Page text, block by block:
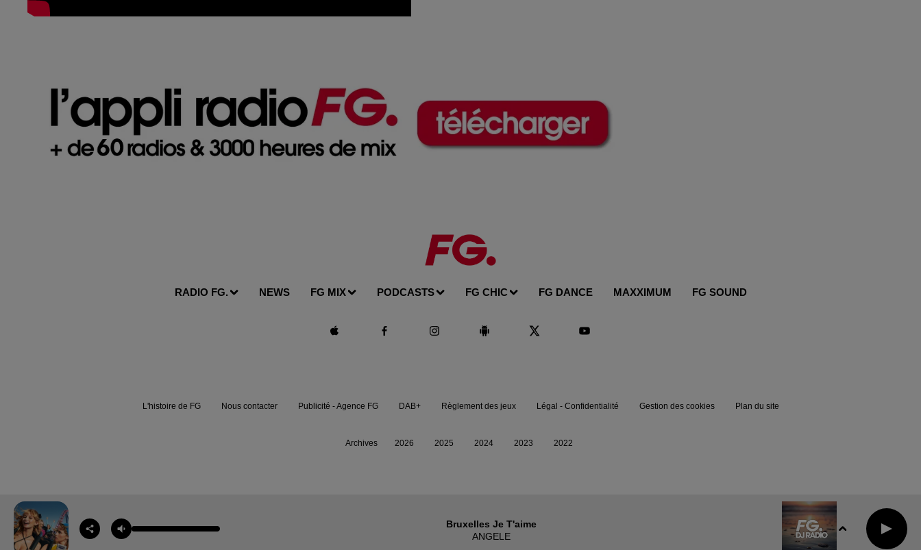
RADIO FG. NEWS FG MIX PODCASTS FG CHIC FG DANCE MAXXIMUM FG SOUND
Bruxelles Je T'aime
ANGELE
L'histoire de FG Nous contacter Publicité - Agence FG DAB+ Règlement des jeux Légal - Confidentialité Gestion des cookies Plan du site
Archives 2026 2025 2024 2023 2022